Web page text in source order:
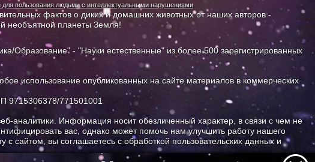
для пользования людьми с интеллектуальными нарушениями
фактов о диких и домашних животных от наших авторов -
необъятной планеты Земля!
Образование" - "Науки естественные" из более 500 зарегистрированных
использование опубликованных на сайте материалов в коммерческих
9715306378/771501001
аналитики. Информация носит обезличенный характер, в связи с чем не
вас, однако может помочь нам улучшить работу нашего
сайтом, вы соглашаетесь с обработкой пользовательских данных и